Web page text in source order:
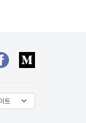
페이스북 미디엄